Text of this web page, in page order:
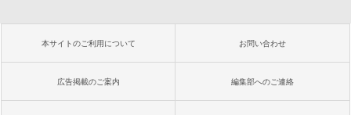
本サイトのご利用について お問い合わせ
広告掲載のご案内 編集部へのご連絡